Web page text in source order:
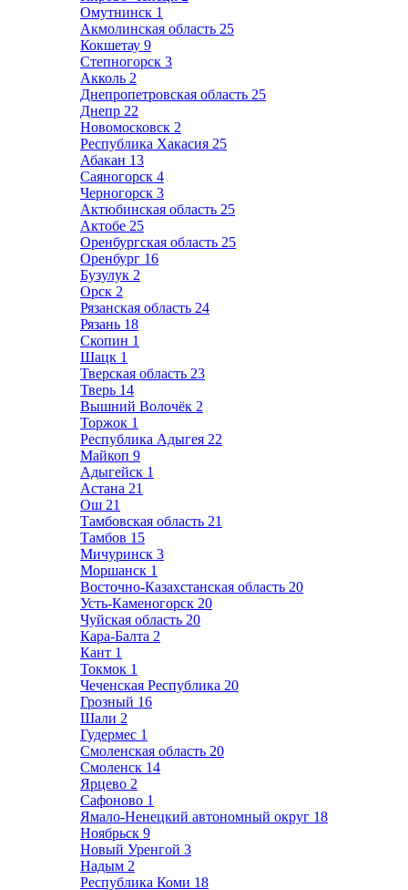
Омутнинск 1
Акмолинская область 25
Кокшетау 9
Степногорск 3
Акколь 2
Днепропетровская область 25
Днепр 22
Новомосковск 2
Республика Хакасия 25
Абакан 13
Саяногорск 4
Черногорск 3
Актюбинская область 25
Актобе 25
Оренбургская область 25
Оренбург 16
Бузулук 2
Орск 2
Рязанская область 24
Рязань 18
Скопин 1
Шацк 1
Тверская область 23
Тверь 14
Вышний Волочёк 2
Торжок 1
Республика Адыгея 22
Майкоп 9
Адыгейск 1
Астана 21
Ош 21
Тамбовская область 21
Тамбов 15
Мичуринск 3
Моршанск 1
Восточно-Казахстанская область 20
Усть-Каменогорск 20
Чуйская область 20
Кара-Балта 2
Кант 1
Токмок 1
Чеченская Республика 20
Грозный 16
Шали 2
Гудермес 1
Смоленская область 20
Смоленск 14
Ярцево 2
Сафоново 1
Ямало-Ненецкий автономный округ 18
Ноябрьск 9
Новый Уренгой 3
Надым 2
Республика Коми 18